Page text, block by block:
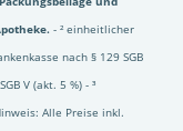
- ² einheitlicher
nach § 129 SGB
V (akt. 5 %) - ³
Alle Preise inkl.